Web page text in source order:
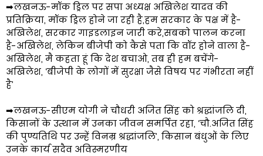
➡लखनऊ-मॉक ड्रिल पर सपा अध्यक्ष अखिलेश यादव की
प्रतिक्रिया, मॉक ड्रिल होने जा रही है,हम सरकार के पक्ष में है-
अखिलेश, सरकार गाइडलाइन जारी करे,सबको पालन करना
है-अखिलेश, लेकिन बीजेपी को कैसे पता कि वॉर होने वाला है-
अखिलेश, मै कहता हूं कि देश बचाओ, तब ही हम बचेंगे-
अखिलेश, ‘बीजेपी के लोगों में सुरक्षा जैसे विषय पर गंभीरता नहीं
है’
➡लखनऊ-सीएम योगी ने चौधरी अजित सिंह को श्रद्धांजलि दी,
किसानों के उत्थान में उनका जीवन समर्पित रहा, ‘चौ.अजित सिंह
की पुण्यतिथि पर उन्हें विनम्र श्रद्धांजलि’, किसान बंधुओं के लिए
उनके कार्य सदैव अविस्मरणीय